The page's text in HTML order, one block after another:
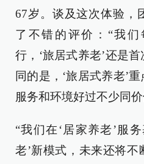
67岁。谈及这次体验，
了不错的评价：“我
行，‘旅居式养老’还是
同的是，‘旅居式养老’
服务和环境好过不少同
“我们在‘居家养老’服
老’新模式，未来还将